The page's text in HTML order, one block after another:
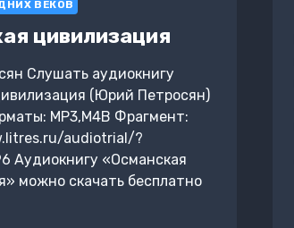
ВЕКОВ
цивилизация
Слушать аудиокнигу
(Юрий Петросян)
MP3,M4B Фрагмент:
audiotrial/?
Аудиокнигу «Османская
можно скачать бесплатно